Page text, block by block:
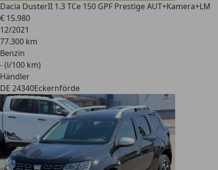
Dacia DusterII 1.3 TCe 150 GPF Prestige AUT+Kamera+LM
€ 15.980
12/2021
77.300 km
Benzin
- (l/100 km)
Händler
DE 24340Eckernförde